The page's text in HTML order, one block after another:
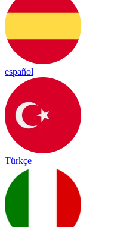
español
Türkçe